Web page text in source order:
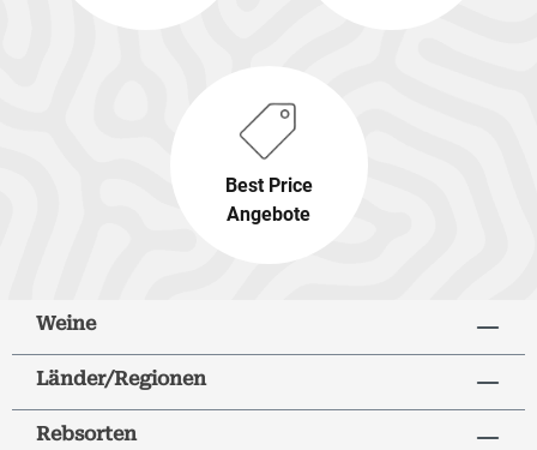
Best Price
Angebote
Weine
Länder/Regionen
Rebsorten